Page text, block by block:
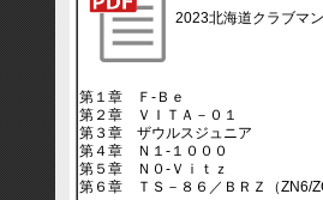
2023北海道クラブマ
第１章 Ｆ‐Ｂｅ
第２章 ＶＩＴＡ－０１
第３章 ザウルスジュニア
第４章 Ｎ１‐１０００
第５章 Ｎ０‐Ｖｉｔｚ
第６章 ＴＳ－８６／ＢＲＺ（ZN6/